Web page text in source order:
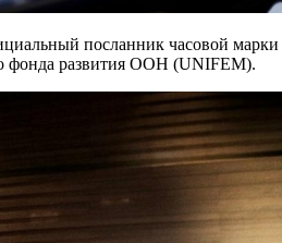
посланник часовой марки
фонда развития ООН (UNIFEM).